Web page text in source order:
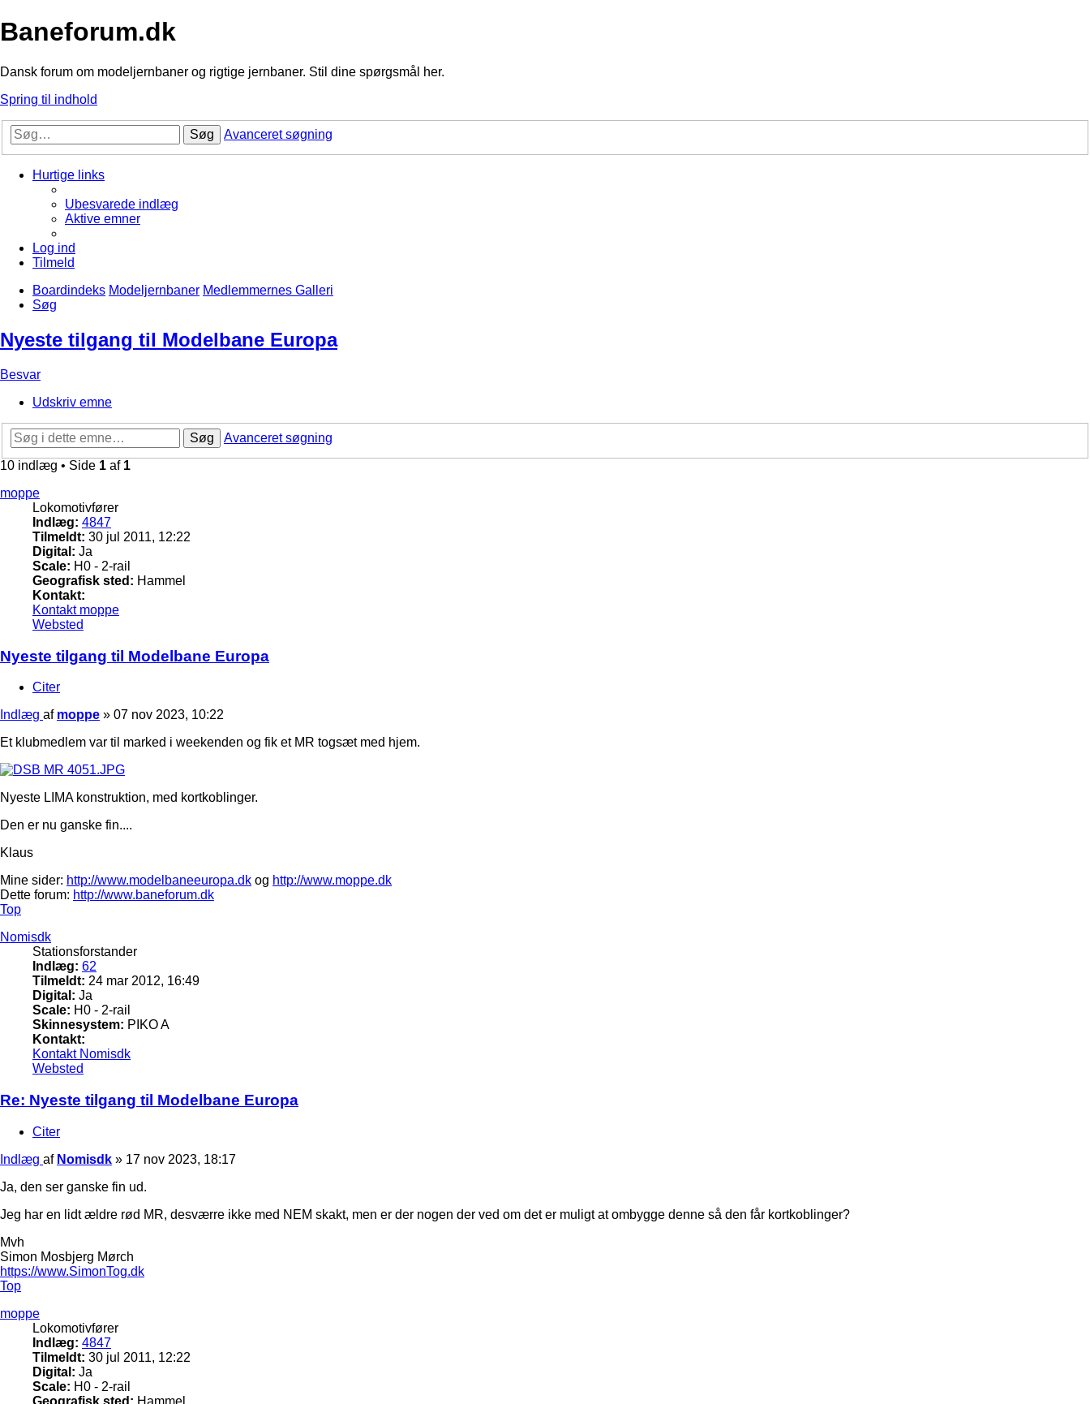
Baneforum.dk
Dansk forum om modeljernbaner og rigtige jernbaner. Stil dine spørgsmål her.
Spring til indhold
Søg Avanceret søgning
Hurtige links
Ubesvarede indlæg
Aktive emner
Log ind
Tilmeld
Boardindeks Modeljernbaner Medlemmernes Galleri
Søg
Nyeste tilgang til Modelbane Europa
Besvar
Udskriv emne
Søg
Avanceret søgning
10 indlæg • Side 1 af 1
moppe
Lokomotivfører
Indlæg: 4847
Tilmeldt: 30 jul 2011, 12:22
Digital: Ja
Scale: H0 - 2-rail
Geografisk sted: Hammel
Kontakt:
Kontakt moppe
Websted
Nyeste tilgang til Modelbane Europa
Citer
Indlæg af moppe » 07 nov 2023, 10:22
Et klubmedlem var til marked i weekenden og fik et MR togsæt med hjem.
Nyeste LIMA konstruktion, med kortkoblinger.
Den er nu ganske fin....
Klaus
Mine sider: http://www.modelbaneeuropa.dk og http://www.moppe.dk
Dette forum: http://www.baneforum.dk
Top
Nomisdk
Stationsforstander
Indlæg: 62
Tilmeldt: 24 mar 2012, 16:49
Digital: Ja
Scale: H0 - 2-rail
Skinnesystem: PIKO A
Kontakt:
Kontakt Nomisdk
Websted
Re: Nyeste tilgang til Modelbane Europa
Citer
Indlæg af Nomisdk » 17 nov 2023, 18:17
Ja, den ser ganske fin ud.
Jeg har en lidt ældre rød MR, desværre ikke med NEM skakt, men er der nogen der ved om det er muligt at ombygge denne så den får kortkoblinger?
Mvh
Simon Mosbjerg Mørch
https://www.SimonTog.dk
Top
moppe
Lokomotivfører
Indlæg: 4847
Tilmeldt: 30 jul 2011, 12:22
Digital: Ja
Scale: H0 - 2-rail
Geografisk sted: Hammel